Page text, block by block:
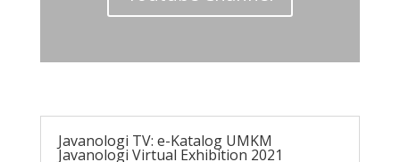
Javanologi TV: e-Katalog UMKM
Javanologi Virtual Exhibition 2021